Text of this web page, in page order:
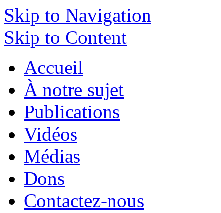
Skip to Navigation
Skip to Content
Accueil
À notre sujet
Publications
Vidéos
Médias
Dons
Contactez-nous